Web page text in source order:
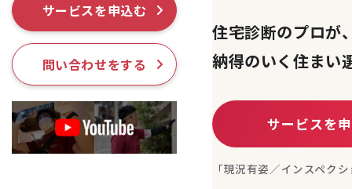
サービスを申込む
問い合わせをする
住宅診断のプロが
納得のいく住まい
サービスを
「現況有姿／インスペク